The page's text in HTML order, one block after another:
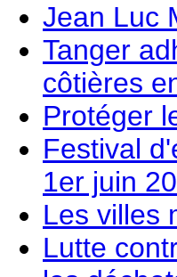
Jean Luc
Tanger
côtières
Protéger
Festival
1er juin
Les villes
Lutte